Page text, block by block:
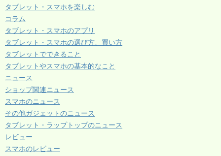
タブレット・スマホを楽しむ
コラム
タブレット・スマホのアプリ
タブレット・スマホの選び方、買い方
タブレットでできること
タブレットやスマホの基本的なこと
ニュース
ショップ関連ニュース
スマホのニュース
その他ガジェットのニュース
タブレット・ラップトップのニュース
レビュー
スマホのレビュー